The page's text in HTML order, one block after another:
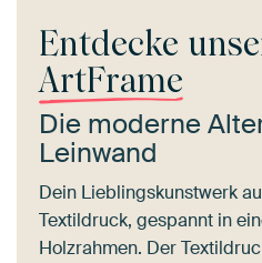
Entdecke
ArtFrame
Die moderne
Leinwand
Dein Lieblingskunstwerk
Textildruck, gespannt in
Holzrahmen. Der